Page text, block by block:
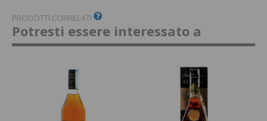
PRODOTTI CORRELATI
Potresti essere interessato a